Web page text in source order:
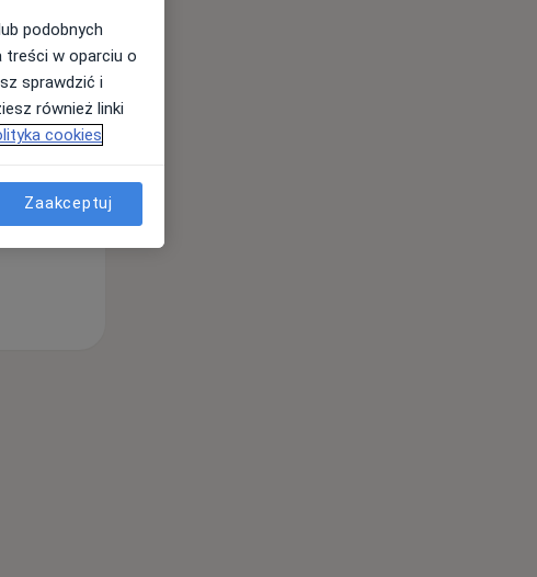
Ndz,
9 Sie
Pon,
10 Sie
podobnych
treści w oparciu o
sprawdzić i
również linki
cookies
Zaakceptuj